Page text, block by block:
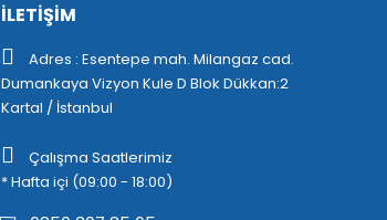
İLETİŞİM
Adres : Esentepe mah. Milangaz cad.
Dumankaya Vizyon Kule D Blok Dükkan:2
Kartal / İstanbul
Çalışma Saatlerimiz
* Hafta içi (09:00 - 18:00)